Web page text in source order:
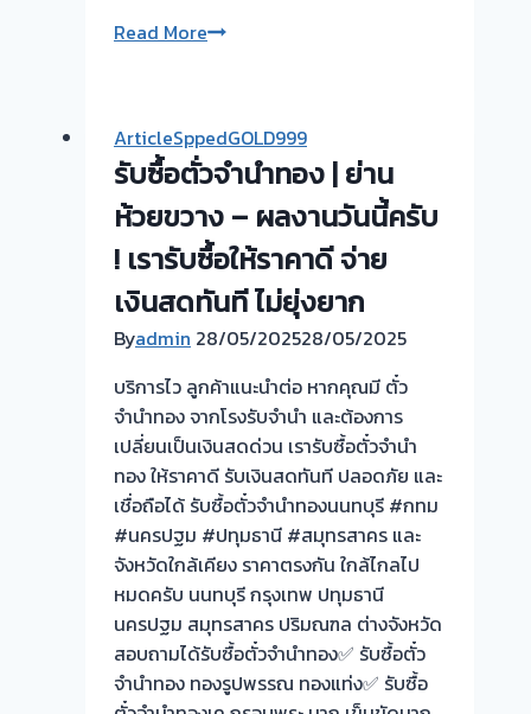
Read Moreรับ
ทอง
💰
รับ
ไถ่ถอน
ถึง
โรง
จำนำ-
ทอง
ประเมิน
ตั๋ว
ฟรี
จ่าย
สด
ทันที
ไม่
ต้อง
รอ
จบ
ArticleSppedGOLD999
รับซื้อตั่วจำนำทอง | ย่าน
ห้วยขวาง – ผลงานวันนี้ครับ
! เรารับซื้อให้ราคาดี จ่าย
เงินสดทันที ไม่ยุ่งยาก
Byadmin 28/05/202528/05/2025
บริการไว ลูกค้าแนะนำต่อ หากคุณมี ตั๋ว
จำนำทอง จากโรงรับจำนำ และต้องการ
เปลี่ยนเป็นเงินสดด่วน เรารับซื้อตั๋วจำนำ
ทอง ให้ราคาดี รับเงินสดทันที ปลอดภัย และ
เชื่อถือได้ รับซื้อตั๋วจำนำทองนนทบุรี #กทม
#นครปฐม #ปทุมธานี #สมุทรสาคร และ
จังหวัดใกล้เคียง ราคาตรงกัน ใกล้ไกลไป
หมดครับ นนทบุรี กรุงเทพ ปทุมธานี
นครปฐม สมุทรสาคร ปริมณฑล ต่างจังหวัด
สอบถามได้รับซื้อตั๋วจำนำทอง✅ รับซื้อตั๋ว
จำนำทอง ทองรูปพรรณ ทองแท่ง✅ รับซื้อ